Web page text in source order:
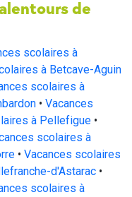
de
scolaires à
à Betcave-Aguin
scolaires à
• Vacances
à Pellefigue •
scolaires à
• Vacances scolaires
d'Astarac •
scolaires à